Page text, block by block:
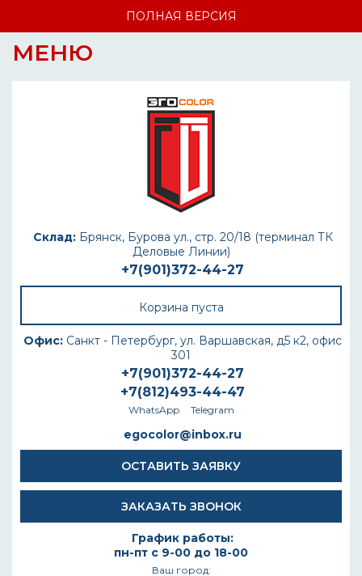
ПОЛНАЯ ВЕРСИЯ
МЕНЮ
Склад:Брянск, Бурова ул., стр. 20/18 (терминал ТК
Деловые Линии)
+7(901)372-44-27
Корзина пуста
Офис: Санкт - Петербург, ул. Варшавская, д5 к2, офис
301
+7(901)372-44-27
+7(812)493-44-47
WhatsApp Telegram
egocolor@inbox.ru
ОСТАВИТЬ ЗАЯВКУ
ЗАКАЗАТЬ ЗВОНОК
График работы:
пн-пт с 9-00 до 18-00
Ваш город: